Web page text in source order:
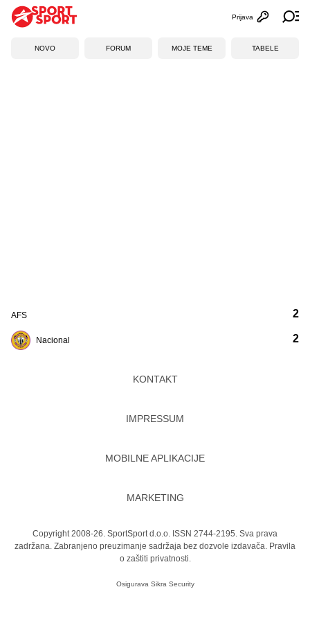
Otvori
Prijava
NOVO FORUM MOJE TEME TABELE
AFS
Nacional
2
2
KONTAKT
IMPRESSUM
MOBILNE APLIKACIJE
MARKETING
Copyright 2008-26. SportSport d.o.o. ISSN 2744-2195. Sva prava
zadržana. Zabranjeno preuzimanje sadržaja bez dozvole izdavača. Pravila
o zaštiti privatnosti.
Osigurava Sikra Security